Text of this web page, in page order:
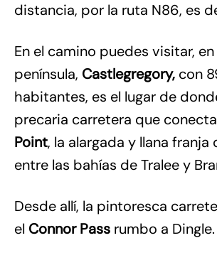
distancia, por la ruta N86, es
En el camino puedes visitar,
península, Castlegregory, con
habitantes, es el lugar de
precaria carretera que
Point, la alargada y llana franja
entre las bahías de Tralee y
Desde allí, la pintoresca
el Connor Pass rumbo a Dingle.